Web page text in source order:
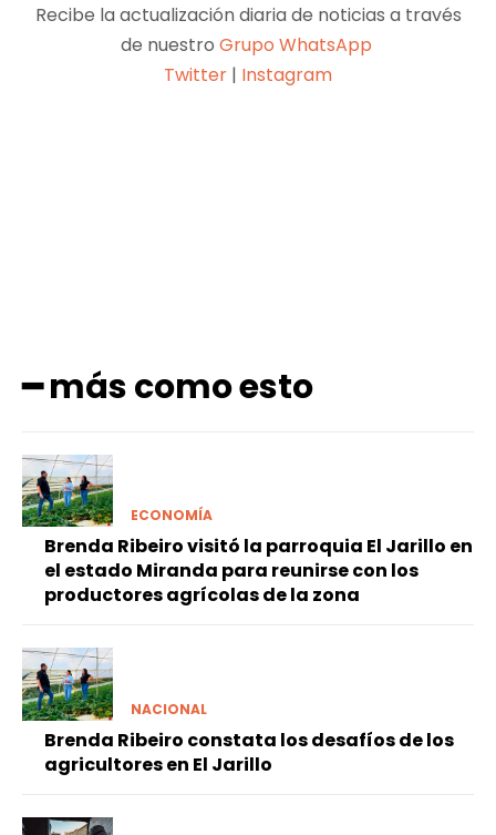
Recibe la actualización diaria de noticias a través
de nuestro Grupo WhatsApp
Twitter | Instagram
━ más como esto
ECONOMÍA
Brenda Ribeiro visitó la parroquia El Jarillo en
el estado Miranda para reunirse con los
productores agrícolas de la zona
NACIONAL
Brenda Ribeiro constata los desafíos de los
agricultores en El Jarillo